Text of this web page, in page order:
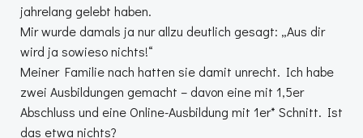
jahrelang gelebt haben.
Mir wurde damals ja nur allzu deutlich gesagt: „Aus dir
wird ja sowieso nichts!“
Meiner Familie nach hatten sie damit unrecht. Ich habe
zwei Ausbildungen gemacht – davon eine mit 1,5er
Abschluss und eine Online-Ausbildung mit 1er* Schnitt. Ist
das etwa nichts?